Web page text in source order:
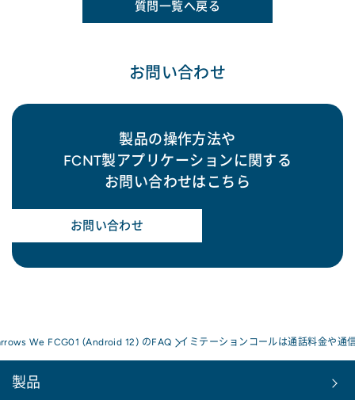
質問一覧へ戻る
お問い合わせ
製品の操作方法や
FCNT製アプリケーションに関する
お問い合わせはこちら
お問い合わせ
We FCG01 (Android 12) のFAQ イミテーションコールは通話料金や通
製品